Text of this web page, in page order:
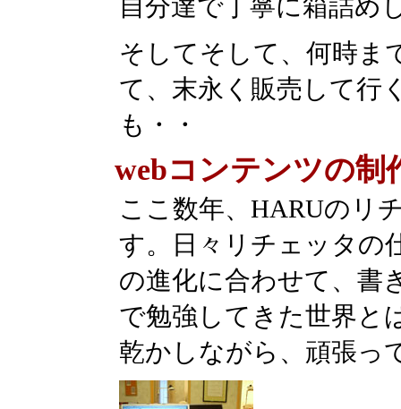
自分達で丁寧に箱詰め
そしてそして、何時ま
て、末永く販売して行
も・・
webコンテンツの制
ここ数年、HARUのリ
す。日々リチェッタの
の進化に合わせて、書
で勉強してきた世界と
乾かしながら、頑張っ